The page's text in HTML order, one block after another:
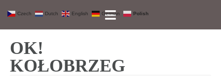
OK!
KOŁOBRZEG
Czech Dutch English German Polish